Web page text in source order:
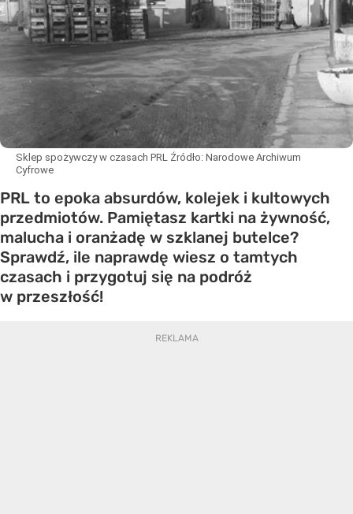
Sklep spożywczy w czasach PRL Źródło: Narodowe Archiwum
Cyfrowe
PRL to epoka absurdów, kolejek i kultowych
przedmiotów. Pamiętasz kartki na żywność,
malucha i oranżadę w szklanej butelce?
Sprawdź, ile naprawdę wiesz o tamtych
czasach i przygotuj się na podróż
w przeszłość!